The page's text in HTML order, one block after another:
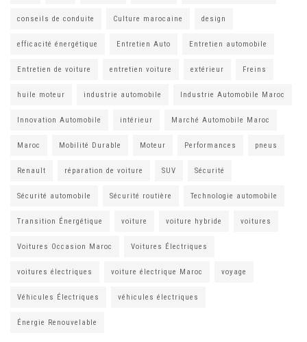
conseils de conduite Culture marocaine design
efficacité énergétique Entretien Auto Entretien automobile
Entretien de voiture entretien voiture extérieur Freins
huile moteur industrie automobile Industrie Automobile Maroc
Innovation Automobile intérieur Marché Automobile Maroc
Maroc Mobilité Durable Moteur Performances pneus
Renault réparation de voiture SUV Sécurité
Sécurité automobile Sécurité routière Technologie automobile
Transition Énergétique voiture voiture hybride voitures
Voitures Occasion Maroc Voitures Électriques
voitures électriques voiture électrique Maroc voyage
Véhicules Électriques véhicules électriques
Énergie Renouvelable